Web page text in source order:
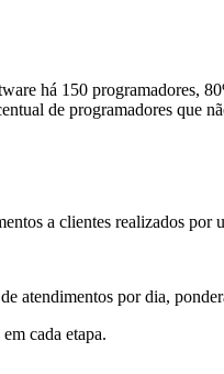
há 150 programadores,
de programadores que
a clientes realizados por
atendimentos por dia,
cada etapa.